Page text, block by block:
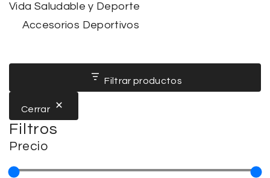
Vida Saludable y Deporte
Accesorios Deportivos
Filtrar productos
Cerrar
Filtros
Precio